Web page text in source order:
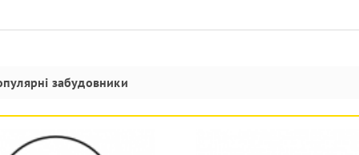
забудовники